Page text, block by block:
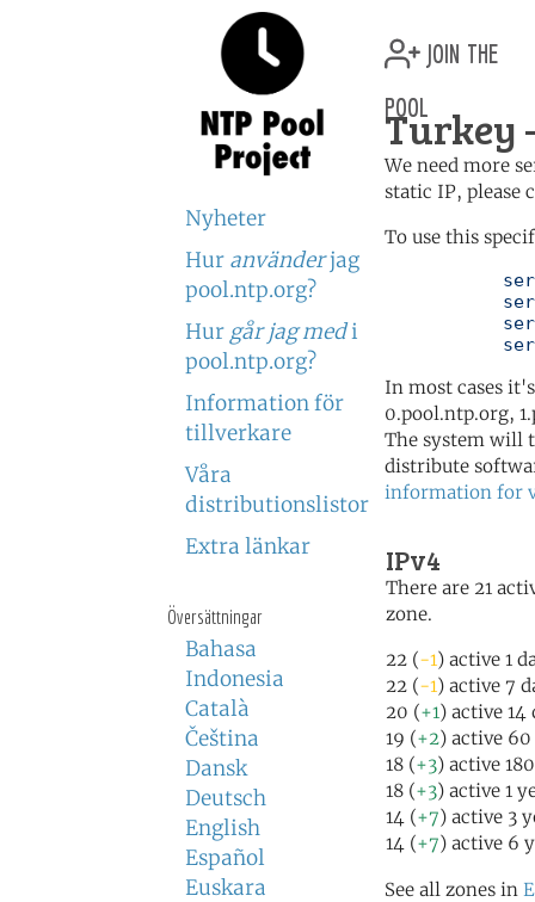
Nyheter
Hur använderjag
pool.ntp.org?
Hur går jag medi
pool.ntp.org?
Information för
tillverkare
Våra
distributionslistor
Extra länkar
Översättningar
Bahasa
Indonesia
Català
Čeština
Dansk
Deutsch
English
Español
Euskara
join the
pool
Turkey
We need more
static IP, please
To use this
In most cases
0.pool.ntp.org,
The system will
distribute
information for
IPv4
There are 21
zone.
22 (-1) active 1
22 (-1) active 7
20 (+1) active 14
19 (+2) active 60
18 (+3) active
18 (+3) active 1
14 (+7) active 3
14 (+7) active 6
See all zones in